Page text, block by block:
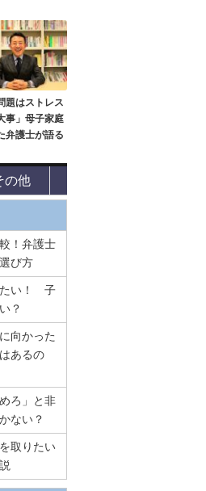
題はストレス
事」母子家庭
弁護士が語る
の他
！弁護士
び方
たい！ 子
？
向かった
あるの
ろ」と非
ない？
取りたい